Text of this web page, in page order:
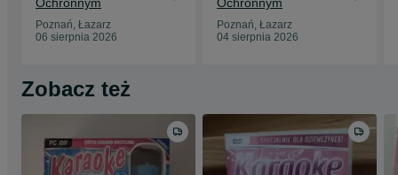
7. Dwóm tańczyć się zachciało
8. Nasza Psinka
10. Gdy się cieszysz, to wesoło w dłonie klaszcz
12. Głowa, ramiona, kolana, pięty
Poznań, Łazarz
06 sierpnia 2026
Poznań, Łazarz
04 sierpnia 2026
Zobacz też